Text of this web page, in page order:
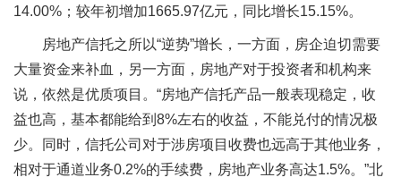
14.00%；较年初增加1665.97亿元，同比增长15.15%。
房地产信托之所以“逆势”增长，一方面，房企迫切需要
大量资金来补血，另一方面，房地产对于投资者和机构来
说，依然是优质项目。“房地产信托产品一般表现稳定，收
益也高，基本都能给到8%左右的收益，不能兑付的情况极
少。同时，信托公司对于涉房项目收费也远高于其他业务，
相对于通道业务0.2%的手续费，房地产业务高达1.5%。”北